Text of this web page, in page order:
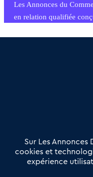
Les Annonces du
en relation qualifiée
commercial et les
Offres Pro
Actualités
Qui sommes nous ?
Derniers articles
Sur Les Annonces
cookies et
expérience